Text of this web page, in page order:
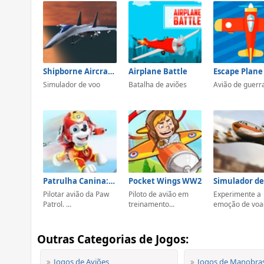
Shipborne Aircraft Combat Simulator
Simulador de voo
Airplane Battle
Batalha de aviões
Escape Plane
Avião de
Patrulha Canina: Patrulha Do Ar
Pilotar avião da Paw
Patrol. ...
Pocket Wings WW2
Piloto de avião em
treinamento...
Experimente a
emoção de
Outras Categorias de Jogos:
Jogos de Aviões Jogos de